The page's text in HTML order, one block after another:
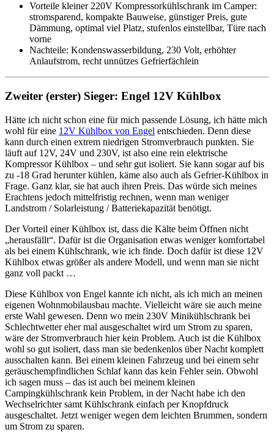
Vorteile kleiner 220V Kompressorkühlschrank im Camper:
stromsparend, kompakte Bauweise, günstiger Preis, gute
Dämmung, optimal viel Platz, stufenlos einstellbar, Türe nach
vorne
Nachteile: Kondenswasserbildung, 230 Volt, erhöhter
Anlaufstrom, recht unnützes Gefrierfächlein
Zweiter (erster) Sieger: Engel 12V Kühlbox
Hätte ich nicht schon eine für mich passende Lösung, ich hätte mich
wohl für eine 12V Kühlbox von Engel entschieden. Denn diese
kann durch einen extrem niedrigen Stromverbrauch punkten. Sie
läuft auf 12V, 24V und 230V, ist also eine rein elektrische
Kompressor Kühlbox – und sehr gut isoliert. Sie kann sogar auf bis
zu -18 Grad herunter kühlen, käme also auch als Gefrier-Kühlbox in
Frage. Ganz klar, sie hat auch ihren Preis. Das würde sich meines
Erachtens jedoch mittelfristig rechnen, wenn man weniger
Landstrom / Solarleistung / Batteriekapazität benötigt.
Der Vorteil einer Kühlbox ist, dass die Kälte beim Öffnen nicht
„herausfällt“. Dafür ist die Organisation etwas weniger komfortabel
als bei einem Kühlschrank, wie ich finde. Doch dafür ist diese 12V
Kühlbox etwas größer als andere Modell, und wenn man sie nicht
ganz voll packt …
Diese Kühlbox von Engel kannte ich nicht, als ich mich an meinen
eigenen Wohnmobilausbau machte. Vielleicht wäre sie auch meine
erste Wahl gewesen. Denn wo mein 230V Minikühlschrank bei
Schlechtwetter eher mal ausgeschaltet wird um Strom zu sparen,
wäre der Stromverbrauch hier kein Problem. Auch ist die Kühlbox
wohl so gut isoliert, dass man sie bedenkenlos über Nacht komplett
ausschalten kann. Bei einem kleinen Fahrzeug und bei einem sehr
geräuschempfindlichen Schlaf kann das kein Fehler sein. Obwohl
ich sagen muss – das ist auch bei meinem kleinen
Campingkühlschrank kein Problem, in der Nacht habe ich den
Wechselrichter samt Kühlschrank einfach per Knopfdruck
ausgeschaltet. Jetzt weniger wegen dem leichten Brummen, sondern
um Strom zu sparen.